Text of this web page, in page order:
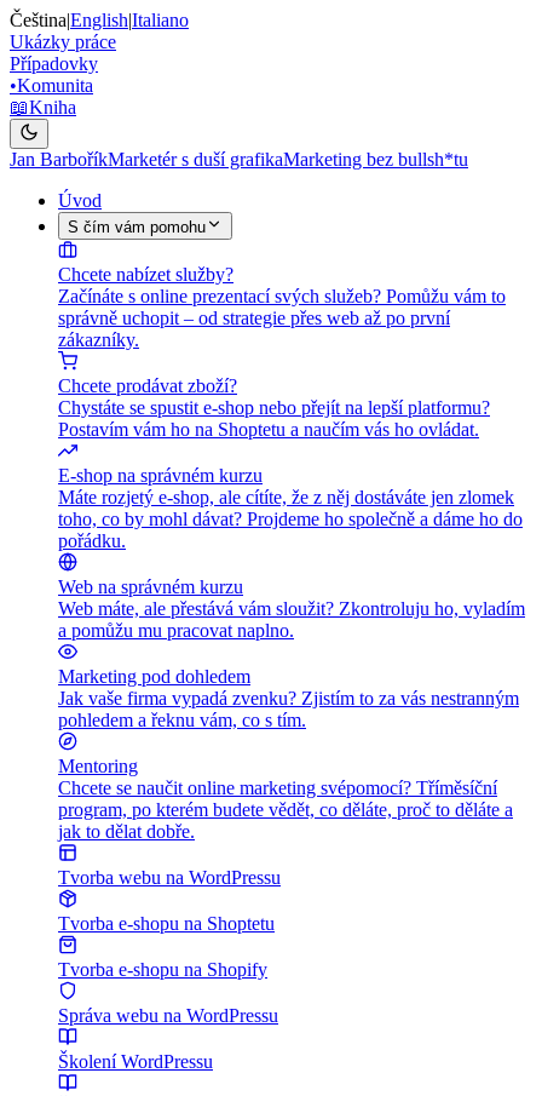
Čeština|English|Italiano
Ukázky práce
Případovky
•Komunita
📖Kniha
Jan BarboříkMarketér s duší grafikaMarketing bez bullsh*tu
Úvod
S čím vám pomohu
Chcete nabízet služby?
Začínáte s online prezentací svých služeb? Pomůžu vám to
správně uchopit – od strategie přes web až po první
zákazníky.
Chcete prodávat zboží?
Chystáte se spustit e-shop nebo přejít na lepší platformu?
Postavím vám ho na Shoptetu a naučím vás ho ovládat.
E-shop na správném kurzu
Máte rozjetý e-shop, ale cítíte, že z něj dostáváte jen zlomek
toho, co by mohl dávat? Projdeme ho společně a dáme ho do
pořádku.
Web na správném kurzu
Web máte, ale přestává vám sloužit? Zkontroluju ho, vyladím
a pomůžu mu pracovat naplno.
Marketing pod dohledem
Jak vaše firma vypadá zvenku? Zjistím to za vás nestranným
pohledem a řeknu vám, co s tím.
Mentoring
Chcete se naučit online marketing svépomocí? Tříměsíční
program, po kterém budete vědět, co děláte, proč to děláte a
jak to dělat dobře.
Tvorba webu na WordPressu
Tvorba e-shopu na Shoptetu
Tvorba e-shopu na Shopify
Správa webu na WordPressu
Školení WordPressu